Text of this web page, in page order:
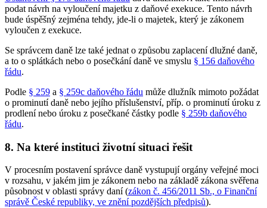
podat návrh na vyloučení majetku z daňové exekuce. Tento návrh
bude úspěšný zejména tehdy, jde-li o majetek, který je zákonem
vyloučen z exekuce.
Se správcem daně lze také jednat o způsobu zaplacení dlužné daně,
a to o splátkách nebo o posečkání daně ve smyslu § 156 daňového
řádu.
Podle § 259 a § 259c daňového řádu může dlužník mimoto požádat
o prominutí daně nebo jejího příslušenství, příp. o prominutí úroku z
prodlení nebo úroku z posečkané částky podle § 259b daňového
řádu.
8. Na které instituci životní situaci řešit
V procesním postavení správce daně vystupují orgány veřejné moci
v rozsahu, v jakém jim je zákonem nebo na základě zákona svěřena
působnost v oblasti správy daní (zákon č. 456/2011 Sb., o Finanční
správě České republiky, ve znění pozdějších předpisů).